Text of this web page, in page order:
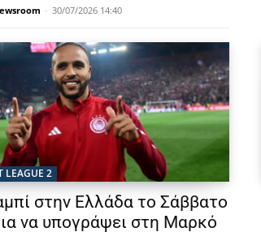
- 30/07/2026 14:40
LEAGUE 2
στην Ελλάδα το Σάββατο
να υπογράψει στη Μαρκό